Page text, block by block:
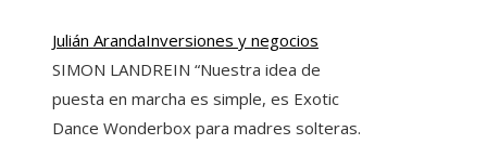
Julián ArandaInversiones y negocios
SIMON LANDREIN “Nuestra idea de
puesta en marcha es simple, es Exotic
Dance Wonderbox para madres solteras.